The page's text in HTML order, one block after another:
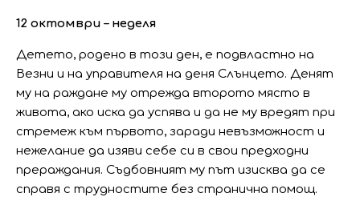
12 октомври – неделя
Детето, родено в този ден, е подвластно на
Везни и на управителя на деня Слънцето. Денят
му на раждане му отрежда второто място в
живота, ако иска да успява и да не му вредят при
стремеж към първото, заради невъзможност и
нежелание да изяви себе си в свои предходни
прераждания. Съдбовният му път изисква да се
справя с трудностите без странична помощ.